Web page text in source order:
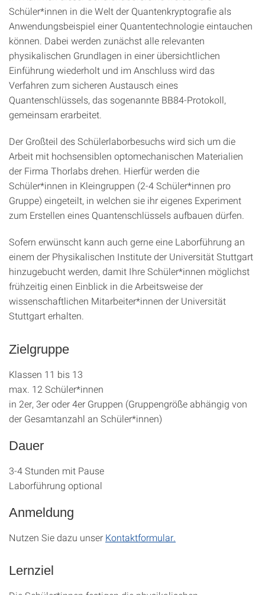
Schüler*innen in die Welt der Quantenkryptografie als
Anwendungsbeispiel einer Quantentechnologie eintauchen
können. Dabei werden zunächst alle relevanten
physikalischen Grundlagen in einer übersichtlichen
Einführung wiederholt und im Anschluss wird das
Verfahren zum sicheren Austausch eines
Quantenschlüssels, das sogenannte BB84-Protokoll,
gemeinsam erarbeitet.
Der Großteil des Schülerlaborbesuchs wird sich um die
Arbeit mit hochsensiblen optomechanischen Materialien
der Firma Thorlabs drehen. Hierfür werden die
Schüler*innen in Kleingruppen (2-4 Schüler*innen pro
Gruppe) eingeteilt, in welchen sie ihr eigenes Experiment
zum Erstellen eines Quantenschlüssels aufbauen dürfen.
Sofern erwünscht kann auch gerne eine Laborführung an
einem der Physikalischen Institute der Universität Stuttgart
hinzugebucht werden, damit Ihre Schüler*innen möglichst
frühzeitig einen Einblick in die Arbeitsweise der
wissenschaftlichen Mitarbeiter*innen der Universität
Stuttgart erhalten.
Zielgruppe
Klassen 11 bis 13
max. 12 Schüler*innen
in 2er, 3er oder 4er Gruppen (Gruppengröße abhängig von
der Gesamtanzahl an Schüler*innen)
Dauer
3-4 Stunden mit Pause
Laborführung optional
Anmeldung
Nutzen Sie dazu unser Kontaktformular.
Lernziel